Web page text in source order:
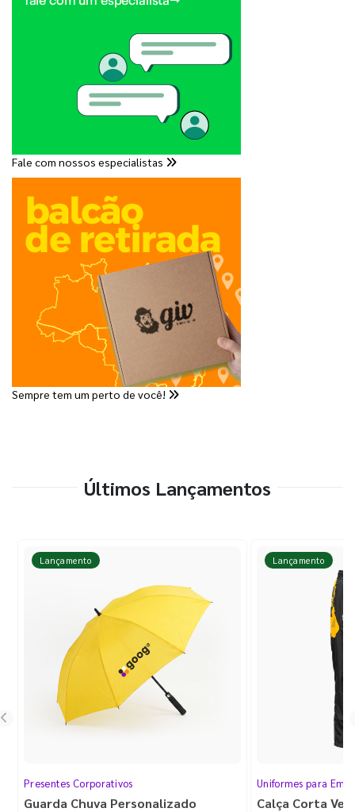
Fale com nossos especialistas
Sempre tem um perto de você!
Últimos Lançamentos
Lançamento
Presentes Corporativos
Guarda Chuva Personalizado
Lançamento
Uniformes para
Calça Corta